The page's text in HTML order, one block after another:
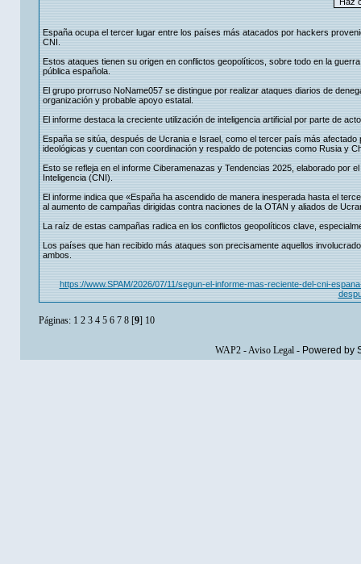
España ocupa el tercer lugar entre los países más atacados por hackers
CNI.
Estos ataques tienen su origen en conflictos geopolíticos, sobre todo en la
pública española.
El grupo prorruso NoName057 se distingue por realizar ataques diarios de
organización y probable apoyo estatal.
El informe destaca la creciente utilización de inteligencia artificial por parte de
España se sitúa, después de Ucrania e Israel, como el tercer país más
ideológicas y cuentan con coordinación y respaldo de potencias como Rusia y
Esto se refleja en el informe Ciberamenazas y Tendencias 2025, elaborado por
Inteligencia (CNI).
El informe indica que «España ha ascendido de manera inesperada hasta el
al aumento de campañas dirigidas contra naciones de la OTAN y aliados de
La raíz de estas campañas radica en los conflictos geopolíticos clave,
Los países que han recibido más ataques son precisamente aquellos
ambos.
https://www.SPAM/2026/07/11/segun-el-informe-mas-reciente-del-cni-
Páginas: 1 2 3 4 5 6 7 8 [9] 10
WAP2-Aviso Legal- Powered by